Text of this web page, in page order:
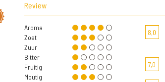
Review
Aroma
Zoet
Zuur
Bitter
Fruitig
Moutig
8,0
7,0